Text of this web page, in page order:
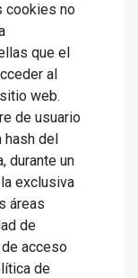
cookies no
que el
al
web.
de usuario
hash del
durante un
exclusiva
áreas
de
acceso
de